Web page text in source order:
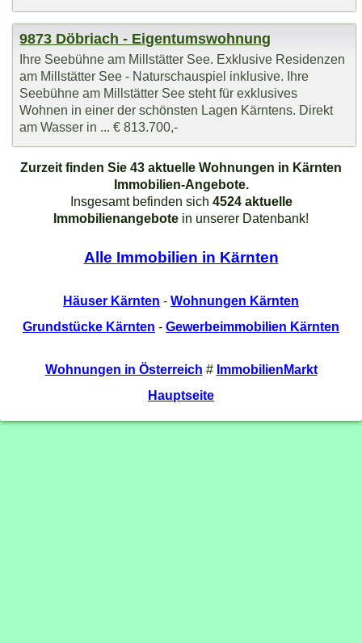
9873 Döbriach - Eigentumswohnung
Ihre Seebühne am Millstätter See. Exklusive Residenzen
am Millstätter See - Naturschauspiel inklusive. Ihre
Seebühne am Millstätter See steht für exklusives
Wohnen in einer der schönsten Lagen Kärntens. Direkt
am Wasser in ... € 813.700,-
Zurzeit finden Sie 43 aktuelle Wohnungen in Kärnten
Immobilien-Angebote.
Insgesamt befinden sich 4524 aktuelle
Immobilienangebote in unserer Datenbank!
Alle Immobilien in Kärnten
Häuser Kärnten - Wohnungen Kärnten
Grundstücke Kärnten - Gewerbeimmobilien Kärnten
Wohnungen in Österreich # ImmobilienMarkt
Hauptseite